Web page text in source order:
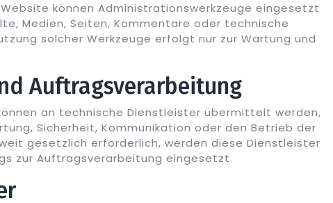
können Administrationswerkzeuge eingesetzt
Medien, Seiten, Kommentare oder technische
solcher Werkzeuge erfolgt nur zur Wartung und
Auftragsverarbeitung
an technische Dienstleister übermittelt werden,
Sicherheit, Kommunikation oder den Betrieb der
gesetzlich erforderlich, werden diese Dienstleister
zur Auftragsverarbeitung eingesetzt.